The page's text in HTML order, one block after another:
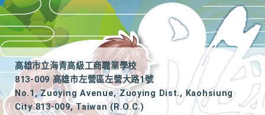
高雄市立海青高級工商職業學校
813-009 高雄市左營區左營大路1號
No.1, Zuoying Avenue, Zuoying Dist., Kaohsiung
City 813-009, Taiwan (R.O.C.)